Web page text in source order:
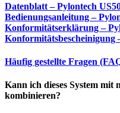
Datenblatt – Pylontech
Bedienungsanleitung –
Konformitätserklärung –
Konformitätsbescheinigung
Häufig gestellte Fragen
Kann ich dieses System mit
kombinieren?